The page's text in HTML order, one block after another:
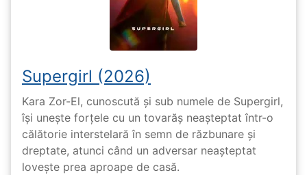
Supergirl (2026)
Kara Zor-El, cunoscută și sub numele de Supergirl,
își unește forțele cu un tovarăș neașteptat într-o
călătorie interstelară în semn de răzbunare și
dreptate, atunci când un adversar neașteptat
lovește prea aproape de casă.